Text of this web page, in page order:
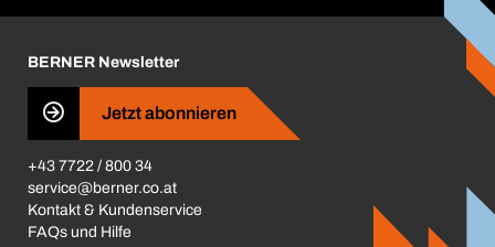
Presse
Business Conduct
BERNER Newsletter
Jetzt abonnieren
+43 7722 / 800 34
service@berner.co.at
Kontakt & Kundenservice
FAQs und Hilfe